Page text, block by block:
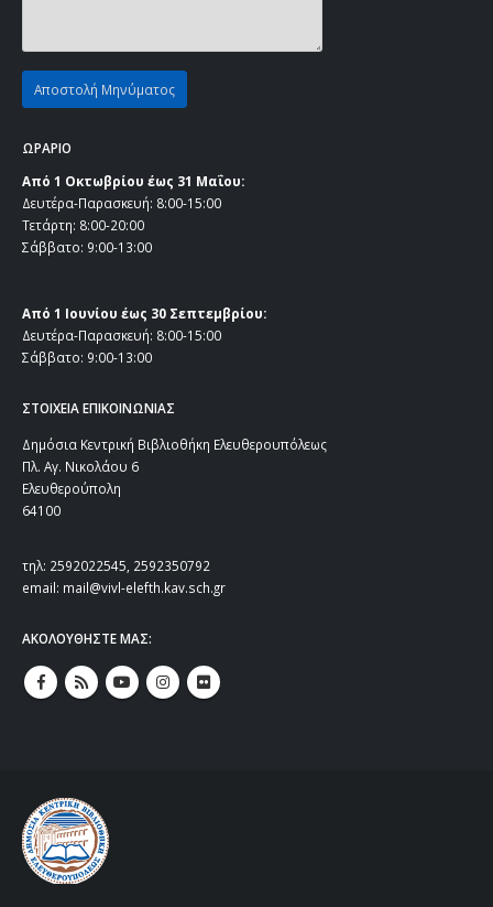
ΩΡΑΡΙΟ
Από 1 Οκτωβρίου έως 31 Μαΐου:
Δευτέρα-Παρασκευή: 8:00-15:00
Τετάρτη: 8:00-20:00
Σάββατο: 9:00-13:00
Από 1 Ιουνίου έως 30 Σεπτεμβρίου:
Δευτέρα-Παρασκευή: 8:00-15:00
Σάββατο: 9:00-13:00
ΣΤΟΙΧΕΙΑ ΕΠΙΚΟΙΝΩΝΙΑΣ
Δημόσια Κεντρική Βιβλιοθήκη Ελευθερουπόλεως
Πλ. Αγ. Νικολάου 6
Ελευθερούπολη
64100
τηλ: 2592022545, 2592350792
email: mail@vivl-elefth.kav.sch.gr
ΑΚΟΛΟΥΘΗΣΤΕ ΜΑΣ: